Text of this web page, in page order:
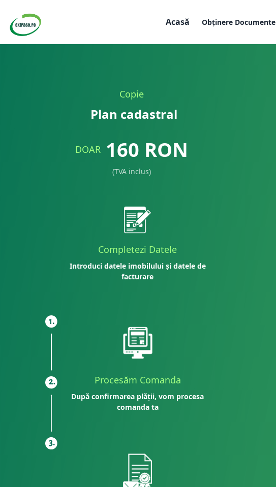
Acasă Obținere Documente
Copie
Plan cadastral
DOAR 160 RON
(TVA inclus)
Completezi Datele
Introduci datele imobilului și datele de
facturare
Procesăm Comanda
După confirmarea plății, vom procesa
comanda ta